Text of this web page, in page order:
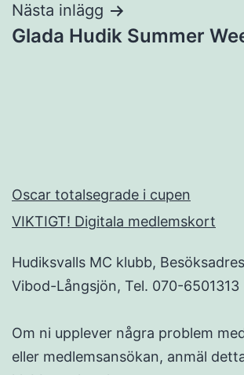
Nästa inlägg
Glada Hudik Summer
Oscar totalsegrade i cupen
VIKTIGT! Digitala medlemskort
Hudiksvalls MC klubb,
Vibod-Långsjön, Tel. 070-6501313
Om ni upplever några problem
eller medlemsansökan, anmäl